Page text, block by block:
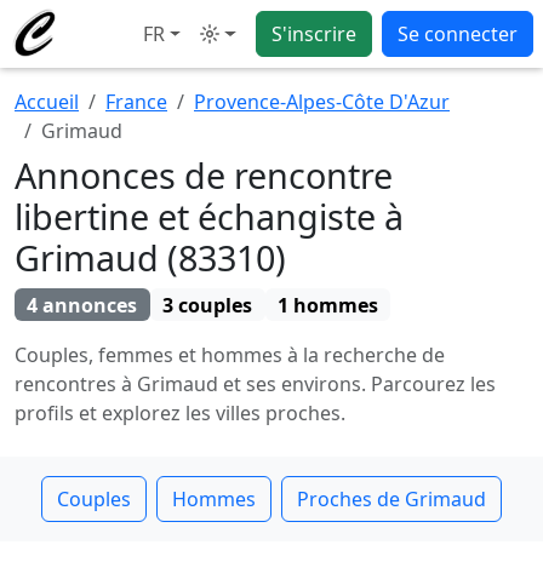
FR Mode S'inscrire Se connecter
Accueil France
Provence-Alpes-Côte D'Azur
Grimaud
Annonces de rencontre
libertine et échangiste à
Grimaud (83310)
4 annonces 3 couples
1 hommes
Couples, femmes et hommes à la recherche de
rencontres à Grimaud et ses environs. Parcourez les
profils et explorez les villes proches.
Couples Hommes Proches de Grimaud